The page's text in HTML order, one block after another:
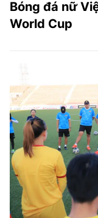
Bóng đá nữ
World Cup